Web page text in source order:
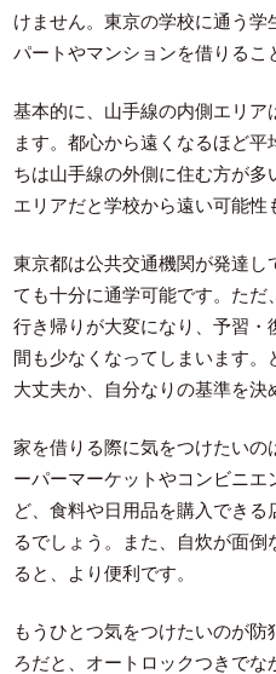
けません。東京の学校に通う
パートやマンションを借りるこ
基本的に、山手線の内側エリ
ます。都心から遠くなるほど平
ちは山手線の外側に住む方が
エリアだと学校から遠い可能性
東京都は公共交通機関が発達し
ても十分に通学可能です。ただ
行き帰りが大変になり、予習
間も少なくなってしまいます
大丈夫か、自分なりの基準を決
家を借りる際に気をつけたいの
ーパーマーケットやコンビニ
ど、食料や日用品を購入でき
るでしょう。また、自炊が面
ると、より便利です。
もうひとつ気をつけたいのが防
ろだと、オートロックつきで